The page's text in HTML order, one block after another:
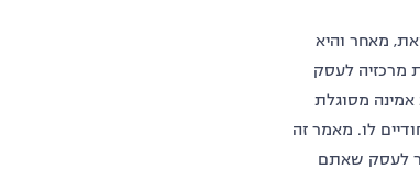
מאחר והיא
מרכזיה לעסק
אמינה מסוגלת
לו. מאמר זה
לעסק שאתם